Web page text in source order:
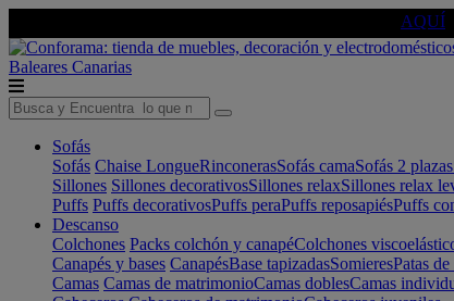
AQUÍ
Baleares Canarias
Sofás
Sofás Chaise LongueRinconerasSofás camaSofás 2 plazas
Sillones Sillones decorativosSillones relaxSillones relax
Puffs Puffs decorativosPuffs peraPuffs reposapiésPuffs
Descanso
Colchones Packs colchón y canapéColchones
Canapés y bases CanapésBase tapizadasSomieresPatas
Camas Camas de matrimonioCamas doblesCamas